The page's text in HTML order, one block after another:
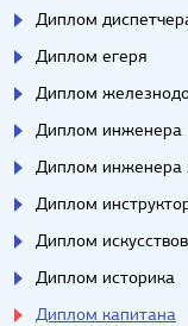
Диплом
Диплом егеря
Диплом
Диплом инженера
Диплом инженера
Диплом
Диплом
Диплом историка
Диплом капитана